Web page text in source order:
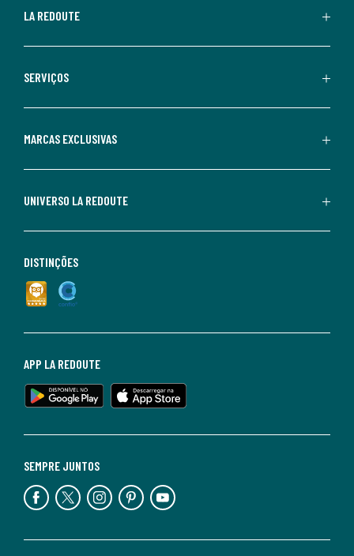
LA REDOUTE
SERVIÇOS
MARCAS EXCLUSIVAS
UNIVERSO LA REDOUTE
SEMPRE JUNTOS
APP LA REDOUTE
DISTINÇÕES